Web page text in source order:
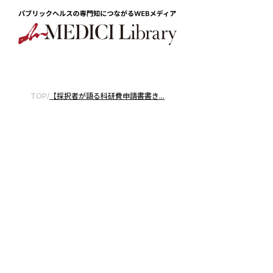
TOP/ 【採択者が語る科研費申請書書き...